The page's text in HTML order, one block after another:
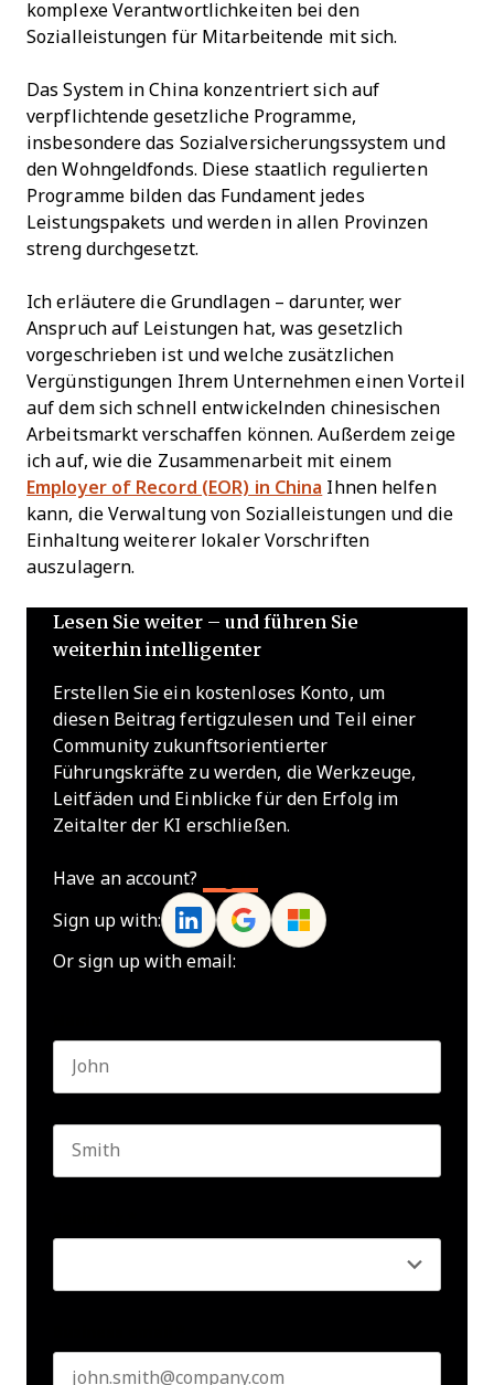
komplexe Verantwortlichkeiten bei den
Sozialleistungen für Mitarbeitende mit sich.
Das System in China konzentriert sich auf
verpflichtende gesetzliche Programme,
insbesondere das Sozialversicherungssystem und
den Wohngeldfonds. Diese staatlich regulierten
Programme bilden das Fundament jedes
Leistungspakets und werden in allen Provinzen
streng durchgesetzt.
Ich erläutere die Grundlagen – darunter, wer
Anspruch auf Leistungen hat, was gesetzlich
vorgeschrieben ist und welche zusätzlichen
Vergünstigungen Ihrem Unternehmen einen Vorteil
auf dem sich schnell entwickelnden chinesischen
Arbeitsmarkt verschaffen können. Außerdem zeige
ich auf, wie die Zusammenarbeit mit einem
Employer of Record (EOR) in China Ihnen helfen
kann, die Verwaltung von Sozialleistungen und die
Einhaltung weiterer lokaler Vorschriften
auszulagern.
Lesen Sie weiter – und führen Sie
weiterhin intelligenter
Erstellen Sie ein kostenloses Konto, um
diesen Beitrag fertigzulesen und Teil einer
Community zukunftsorientierter
Führungskräfte zu werden, die Werkzeuge,
Leitfäden und Einblicke für den Erfolg im
Zeitalter der KI erschließen.
Have an account?
Sign up with:
Or sign up with email: